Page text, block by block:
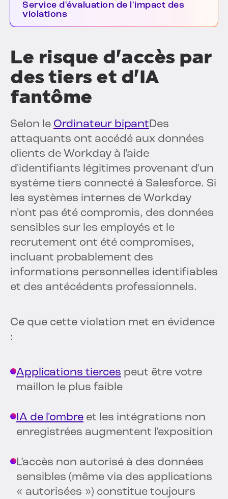
Service d'évaluation de l'impact des
violations
Le risque d'accès par
des tiers et d'IA
fantôme
Selon le Ordinateur bipantDes
attaquants ont accédé aux données
clients de Workday à l'aide
d'identifiants légitimes provenant d'un
système tiers connecté à Salesforce. Si
les systèmes internes de Workday
n'ont pas été compromis, des données
sensibles sur les employés et le
recrutement ont été compromises,
incluant probablement des
informations personnelles identifiables
et des antécédents professionnels.
Ce que cette violation met en évidence
:
Applications tierces peut être votre
maillon le plus faible
IA de l'ombre et les intégrations non
enregistrées augmentent l'exposition
L’accès non autorisé à des données
sensibles (même via des applications
« autorisées ») constitue toujours